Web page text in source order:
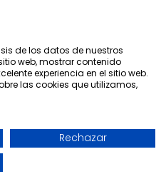
Política de privacidad
Política de cookies
de los datos de nuestros
web, mostrar contenido
experiencia en el sitio web.
las cookies que utilizamos,
Rechazar